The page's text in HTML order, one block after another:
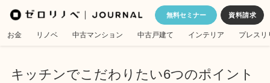
無料セミナー
お金 リノベ 中古マンション 中古戸建て インテリア プレスリ
キッチンでこだわりたい6つのポイント